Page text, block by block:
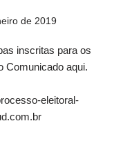
de 2019
inscritas para os
Comunicado aqui.
eleitoral-